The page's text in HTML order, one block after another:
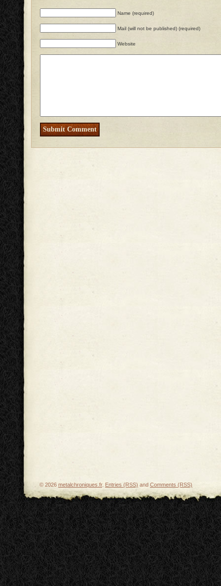
Name (required)
Mail (will not be published) (required)
Website
© 2026 metalchroniques.fr. Entries (RSS) and Comments (RSS)